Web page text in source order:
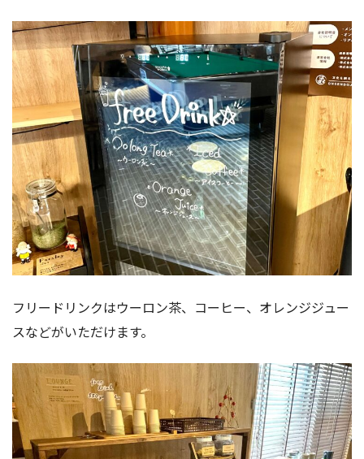
フリードリンクはウーロン茶、コーヒー、オレンジジュー
スなどがいただけます。